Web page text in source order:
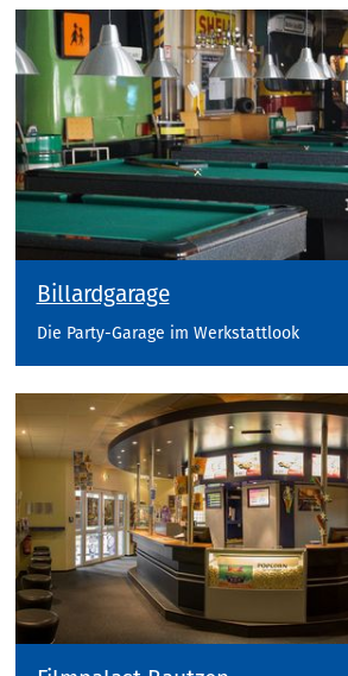
Billardgarage
Die Party-Garage im Werkstattlook